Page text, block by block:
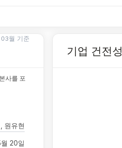
월 기준
사를 포
원유현
20일
기업 건전성